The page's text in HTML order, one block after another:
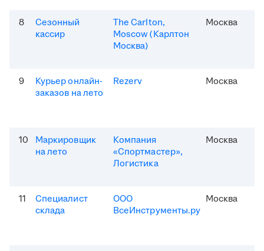
8
Сезонный
кассир
The Carlton,
Moscow (Карлтон
Москва)
Москва
9
Курьер онлайн-
заказов на лето
Rezerv Москва
10
Маркировщик
на лето
Компания
«Спортмастер»,
Логистика
Москва
11
Специалист
склада
ООО
ВсеИнструменты.ру
Москва